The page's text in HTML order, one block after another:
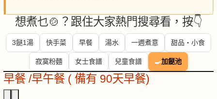
想煮乜🍲？跟住大家熱門搜尋看，按👇
3餸1湯 快手菜 早餐 湯水 一週煮意 甜品・小食
寂寞粉麵 女士食譜 兒童食譜 🍳加餸池
早餐 /早午餐 ( 備有 90天早餐)